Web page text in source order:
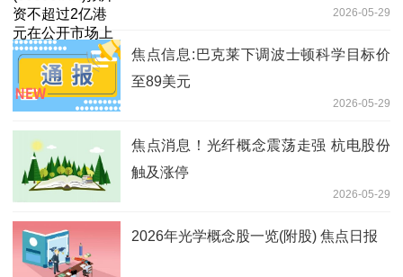
2026-05-29
焦点信息:巴克莱下调波士顿科学目标价
至89美元
2026-05-29
焦点消息！光纤概念震荡走强 杭电股份
触及涨停
2026-05-29
2026年光学概念股一览(附股) 焦点日报